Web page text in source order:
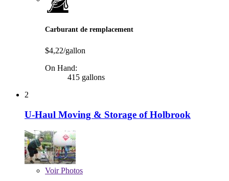
Carburant de remplacement
$4,22/gallon
On Hand:
415 gallons
2
U-Haul Moving & Storage of Holbrook
VoirPhotos